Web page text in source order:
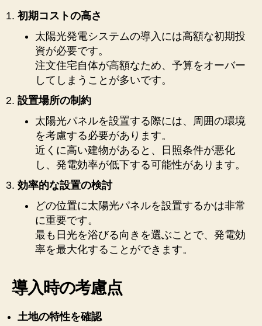
初期コストの高さ
太陽光発電システムの導入には高額な初期投
資が必要です。
注文住宅自体が高額なため、予算をオーバー
してしまうことが多いです。
設置場所の制約
太陽光パネルを設置する際には、周囲の環境
を考慮する必要があります。
近くに高い建物があると、日照条件が悪化
し、発電効率が低下する可能性があります。
効率的な設置の検討
どの位置に太陽光パネルを設置するかは非常
に重要です。
最も日光を浴びる向きを選ぶことで、発電効
率を最大化することができます。
導入時の考慮点
土地の特性を確認